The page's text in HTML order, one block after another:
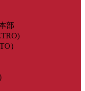
部
）